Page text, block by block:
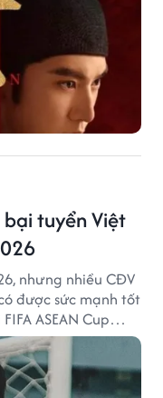
tuyển Việt
nhưng nhiều CĐV
được sức mạnh tốt
ASEAN Cup